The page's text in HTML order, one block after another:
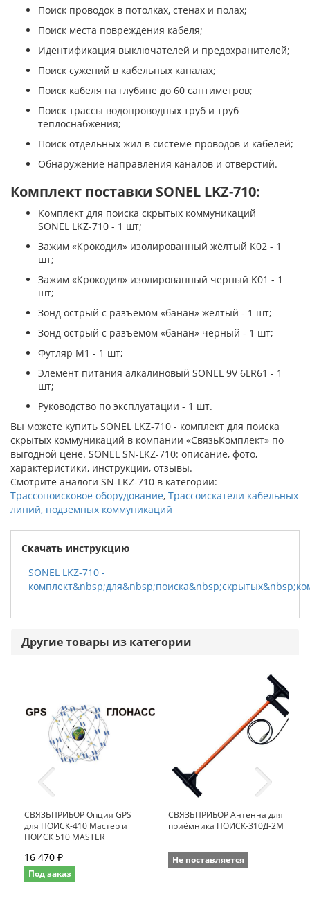
Поиск проводок в потолках, стенах и полах;
Поиск места повреждения кабеля;
Идентификация выключателей и предохранителей;
Поиск сужений в кабельных каналах;
Поиск кабеля на глубине до 60 сантиметров;
Поиск трассы водопроводных труб и труб
теплоснабжения;
Поиск отдельных жил в системе проводов и кабелей;
Обнаружение направления каналов и отверстий.
Комплект поставки SONEL LKZ-710:
Комплект для поиска скрытых коммуникаций
SONEL LKZ-710 - 1 шт;
Зажим «Крокодил» изолированный жёлтый K02 - 1
шт;
Зажим «Крокодил» изолированный черный K01 - 1
шт;
Зонд острый с разъемом «банан» желтый - 1 шт;
Зонд острый с разъемом «банан» черный - 1 шт;
Футляр М1 - 1 шт;
Элемент питания алкалиновый SONEL 9V 6LR61 - 1
шт;
Руководство по эксплуатации - 1 шт.
Вы можете купить SONEL LKZ-710 - комплект для поиска
скрытых коммуникаций в компании «СвязьКомплект» по
выгодной цене. SONEL SN-LKZ-710: описание, фото,
характеристики, инструкции, отзывы.
Смотрите аналоги SN-LKZ-710 в категории:
Трассопоисковое оборудование, Трассоискатели кабельных
линий, подземных коммуникаций
Скачать инструкцию
SONEL LKZ-710 -
Другие товары из категории
СВЯЗЬПРИБОР Опция GPS
для ПОИСК-410 Мастер и
ПОИСК 510 MASTER
16 470 ₽
Под заказ
СВЯЗЬПРИБОР Антенна для
приёмника ПОИСК-310Д-2M
Не поставляется